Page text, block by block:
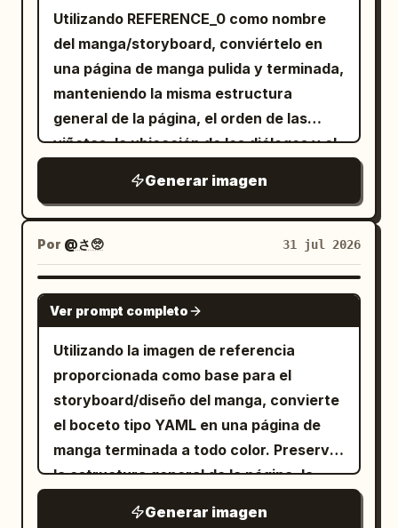
blanco, texto negro claro. Panel 3: La
pareja cocinando junta en la cocina. De
pie, uno al lado del otro en la estufa, el
hombre revolviendo, la mujer ayudando,
con expresiones concentradas y felices.
Panel 4: La pareja abrazándose
fuertemente. El hombre inclina la cabeza
para besar suavemente la frente de la
mujer, la mujer cierra los ojos y sonríe.
[Requisitos obligatorios de consistencia
deben mantener exactamente el mismo
rostro, peinado, ropa y proporciones
Panel 4. No se permite ninguna
variación. Hombre: cabello corto,
aspecto amable, usando un suéter o
camisa sencilla. Mujer: cabello de largo
medio, aspecto amable, usando ropa de
lineal de anime dibujado a mano limpio,
correa: pelaje naranja, cola rizada, collar
rojo, expresión feliz con la boca abierta,
contorno negro grueso y textura
pintada a juego. Ubica la escena en un
sendero rocoso a la orilla de un río, con
un río azul que atraviesa
horizontalmente el plano medio, rocas
dispersas, arbustos y árboles verdes a
ambos lados, un cielo azul brillante y
exactamente 1 nube blanca grande en la
parte superior izquierda. Añade
exactamente 1 burbuja de pensamiento
blanca en la parte superior derecha
contenga el texto en japonés
あつい…
en letras negras verticales. Estilo: haz
que toda la imagen parezca una
ilustración infantil audaz pintada con
una textura gruesa de acrílico o pintura
colores saturados, contornos negros
Utilizando REFERENCE_0 como nombre
del manga/storyboard, conviértelo en
una página de manga pulida y terminada,
manteniendo la misma estructura
general de la página, el orden de las
viñetas, la ubicación de los diálogos y el
cuadros de marcador de posición por
personajes e ilustraciones detalladas,
conservando el flujo de la escena del
storyboard. Objetivo: Finalizar la página
como una página de manga shoujo / josei
limpia y a todo color sobre
arte lineal profesional, degradados
suaves, renderizado detallado de
personajes y bordes de viñeta negros y
nítidos. Lienzo y diseño: Mantén
exactamente 4 viñetas: 1 viñeta ancha
superior, 2 viñetas diagonales centrales
y 1 viñeta ancha inferior. Agrega el título
「夜食」 en la parte superior izquierda, el
Generar imagen
Por @さ🥺 31 jul 2026
GPT IMAGE 2
Ver prompt completo
Utilizando la imagen de referencia
proporcionada como base para el
storyboard/diseño del manga, convierte
el boceto tipo YAML en una página de
manga terminada a todo color. Preserva
la estructura general de la página, la
contenido de los diálogos en japonés,
Generar imagen